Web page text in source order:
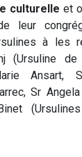
culturelle et
leur
à les
(Ursuline de
Ansart,
Sr